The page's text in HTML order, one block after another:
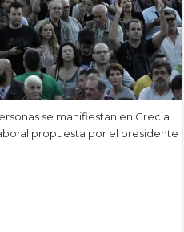
se manifiestan en Grecia
propuesta por el presidente